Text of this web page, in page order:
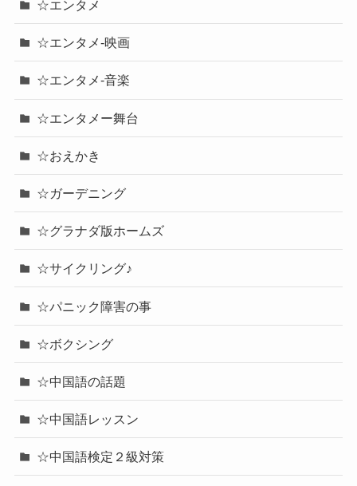
☆エンタメ
☆エンタメ-映画
☆エンタメ-音楽
☆エンタメー舞台
☆おえかき
☆ガーデニング
☆グラナダ版ホームズ
☆サイクリング♪
☆パニック障害の事
☆ボクシング
☆中国語の話題
☆中国語レッスン
☆中国語検定２級対策